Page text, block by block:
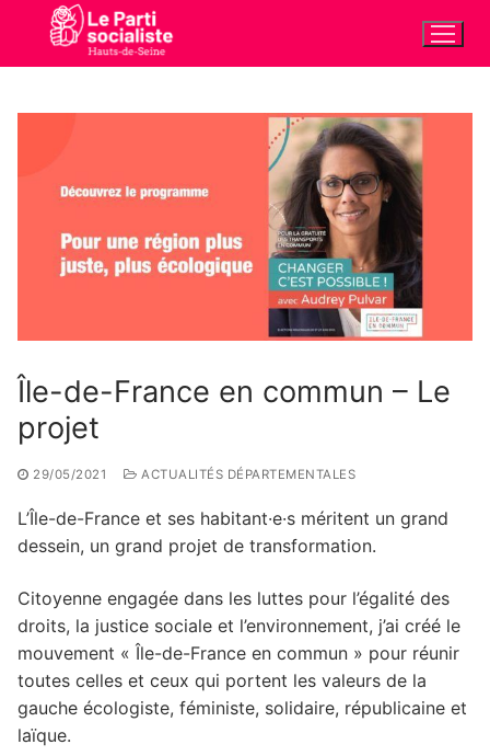
contenu
Île-de-France en commun – Le
projet
29/05/2021 ACTUALITÉS DÉPARTEMENTALES
L’Île-de-France et ses habitant·e·s méritent un grand
dessein, un grand projet de transformation.
Citoyenne engagée dans les luttes pour l’égalité des
droits, la justice sociale et l’environnement, j’ai créé le
mouvement « Île-de-France en commun » pour réunir
toutes celles et ceux qui portent les valeurs de la
gauche écologiste, féministe, solidaire, républicaine et
laïque.